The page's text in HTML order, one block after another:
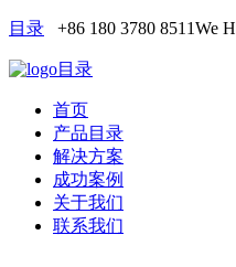
目录 +86 180 3780 8511We
目录
首页
产品目录
解决方案
成功案例
关于我们
联系我们